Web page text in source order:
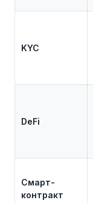
KYC
DeFi
Смарт-
контракт